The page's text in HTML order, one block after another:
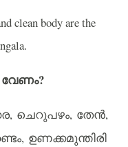
clean body are the
വേണം?
, ചെറുപഴം, തേൻ,
, ഉണക്കമുന്തിരി